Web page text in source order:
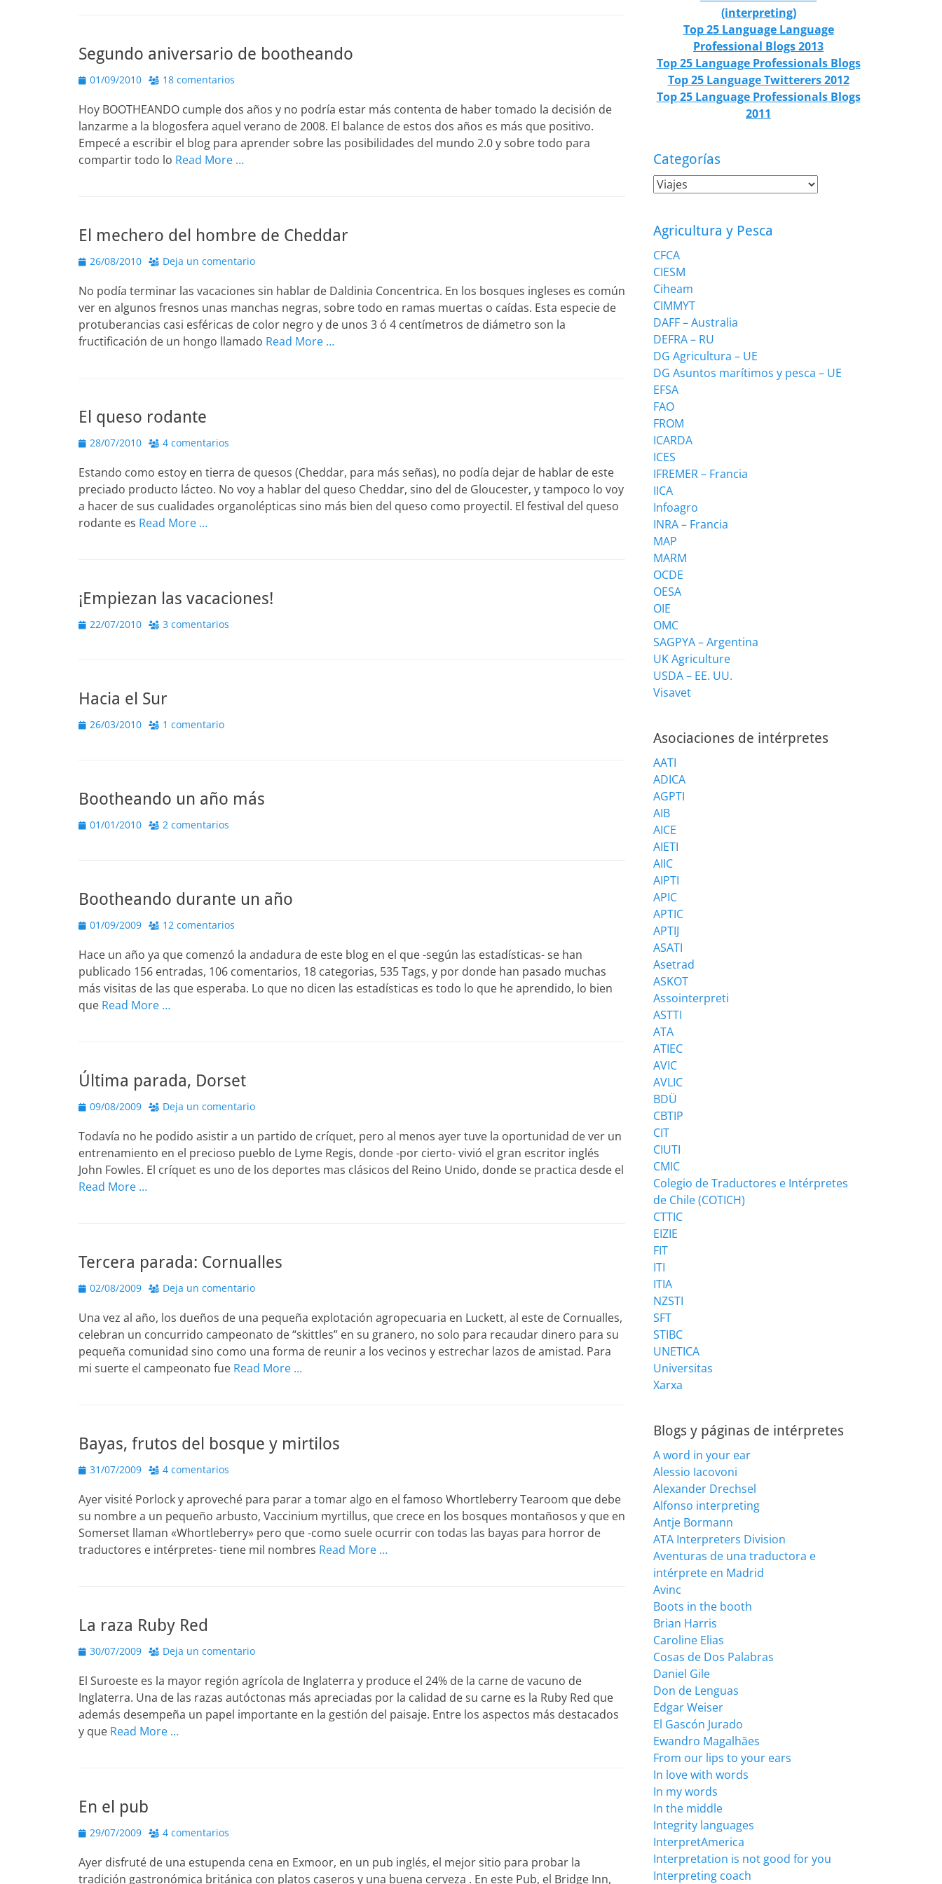
Segundo aniversario de bootheando
Publicado
01/09/2010 18 comentarios
Hoy BOOTHEANDO cumple dos años y no podría estar más contenta de haber tomado la decisión de
lanzarme a la blogosfera aquel verano de 2008. El balance de estos dos años es más que positivo.
Empecé a escribir el blog para aprender sobre las posibilidades del mundo 2.0 y sobre todo para
compartir todo lo Read More …
El mechero del hombre de Cheddar
Publicado
26/08/2010 Deja un comentario
No podía terminar las vacaciones sin hablar de Daldinia Concentrica. En los bosques ingleses es común
ver en algunos fresnos unas manchas negras, sobre todo en ramas muertas o caídas. Esta especie de
protuberancias casi esféricas de color negro y de unos 3 ó 4 centímetros de diámetro son la
fructificación de un hongo llamado Read More …
El queso rodante
Publicado
28/07/2010 4 comentarios
Estando como estoy en tierra de quesos (Cheddar, para más señas), no podía dejar de hablar de este
preciado producto lácteo. No voy a hablar del queso Cheddar, sino del de Gloucester, y tampoco lo voy
a hacer de sus cualidades organolépticas sino más bien del queso como proyectil. El festival del queso
rodante es Read More …
¡Empiezan las vacaciones!
Publicado
22/07/2010 3 comentarios
Hacia el Sur
Publicado
26/03/2010 1 comentario
Bootheando un año más
Publicado
01/01/2010 2 comentarios
Bootheando durante un año
Publicado
01/09/2009 12 comentarios
Hace un año ya que comenzó la andadura de este blog en el que -según las estadísticas- se han
publicado 156 entradas, 106 comentarios, 18 categorias, 535 Tags, y por donde han pasado muchas
más visitas de las que esperaba. Lo que no dicen las estadísticas es todo lo que he aprendido, lo bien
que Read More …
Última parada, Dorset
Publicado
09/08/2009 Deja un comentario
Todavía no he podido asistir a un partido de críquet, pero al menos ayer tuve la oportunidad de ver un
entrenamiento en el precioso pueblo de Lyme Regis, donde -por cierto- vivió el gran escritor inglés
John Fowles. El críquet es uno de los deportes mas clásicos del Reino Unido, donde se practica desde el
Read More …
Tercera parada: Cornualles
Publicado
02/08/2009 Deja un comentario
Una vez al año, los dueños de una pequeña explotación agropecuaria en Luckett, al este de Cornualles,
celebran un concurrido campeonato de “skittles” en su granero, no solo para recaudar dinero para su
pequeña comunidad sino como una forma de reunir a los vecinos y estrechar lazos de amistad. Para
mi suerte el campeonato fue Read More …
Bayas, frutos del bosque y mirtilos
Publicado
31/07/2009 4 comentarios
Ayer visité Porlock y aproveché para parar a tomar algo en el famoso Whortleberry Tearoom que debe
su nombre a un pequeño arbusto, Vaccinium myrtillus, que crece en los bosques montañosos y que en
Somerset llaman «Whortleberry» pero que -como suele ocurrir con todas las bayas para horror de
traductores e intérpretes- tiene mil nombres Read More …
La raza Ruby Red
Publicado
30/07/2009 Deja un comentario
El Suroeste es la mayor región agrícola de Inglaterra y produce el 24% de la carne de vacuno de
Inglaterra. Una de las razas autóctonas más apreciadas por la calidad de su carne es la Ruby Red que
además desempeña un papel importante en la gestión del paisaje. Entre los aspectos más destacados
y que Read More …
En el pub
Publicado
29/07/2009 4 comentarios
Ayer disfruté de una estupenda cena en Exmoor, en un pub inglés, el mejor sitio para probar la
tradición gastronómica británica con platos caseros y una buena cerveza . En este Pub, el Bridge Inn,
(interpreting)
Top 25 Language Language
Professional Blogs 2013
Top 25 Language Professionals Blogs
Top 25 Language Twitterers 2012
Top 25 Language Professionals Blogs
2011
Categorías
Categorías
Agricultura y Pesca
CFCA
CIESM
Ciheam
CIMMYT
DAFF – Australia
DEFRA – RU
DG Agricultura – UE
DG Asuntos marítimos y pesca – UE
EFSA
FAO
FROM
ICARDA
ICES
IFREMER – Francia
IICA
Infoagro
INRA – Francia
MAP
MARM
OCDE
OESA
OIE
OMC
SAGPYA – Argentina
UK Agriculture
USDA – EE. UU.
Visavet
Asociaciones de intérpretes
AATI
ADICA
AGPTI
AIB
AICE
AIETI
AIIC
AIPTI
APIC
APTIC
APTIJ
ASATI
Asetrad
ASKOT
Assointerpreti
ASTTI
ATA
ATIEC
AVIC
AVLIC
BDÜ
CBTIP
CIT
CIUTI
CMIC
Colegio de Traductores e Intérpretes
de Chile (COTICH)
CTTIC
EIZIE
FIT
ITI
ITIA
NZSTI
SFT
STIBC
UNETICA
Universitas
Xarxa
Blogs y páginas de intérpretes
A word in your ear
Alessio Iacovoni
Alexander Drechsel
Alfonso interpreting
Antje Bormann
ATA Interpreters Division
Aventuras de una traductora e
intérprete en Madrid
Avinc
Boots in the booth
Brian Harris
Caroline Elias
Cosas de Dos Palabras
Daniel Gile
Don de Lenguas
Edgar Weiser
El Gascón Jurado
Ewandro Magalhães
From our lips to your ears
In love with words
In my words
In the middle
Integrity languages
InterpretAmerica
Interpretation is not good for you
Interpreting coach